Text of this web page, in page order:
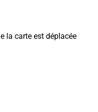
la carte est déplacée